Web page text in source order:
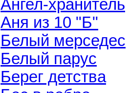
Ангел-хранитель
Аня из 10 "Б"
Белый мерседес
Белый парус
Берег детства